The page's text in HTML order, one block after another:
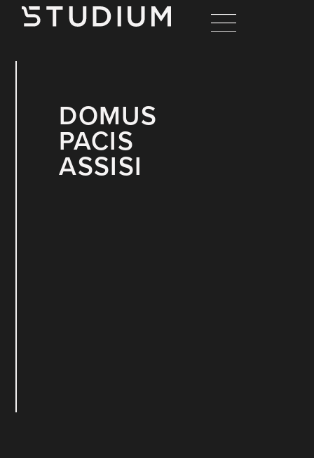
DOMUS
PACIS
ASSISI